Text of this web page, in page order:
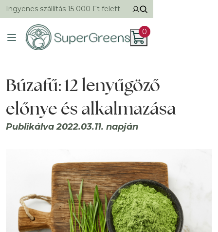
Ingyenes szállítás 15 000 Ft felett
0
Búzafű: 12 lenyűgöző
előnye és alkalmazása
Publikálva 2022.03.11. napján